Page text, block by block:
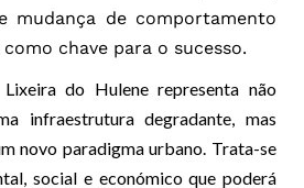
mudança de comportamento
chave para o sucesso.
do Hulene representa não
infraestrutura degradante, mas
novo paradigma urbano. Trata-se
social e económico que poderá